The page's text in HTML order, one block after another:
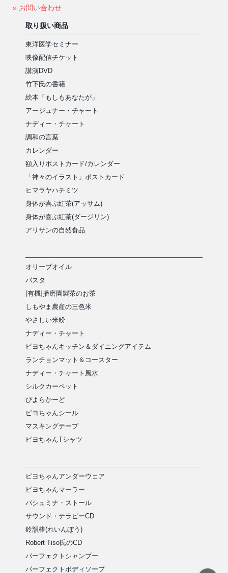
» お問い合わせ
取り扱い商品
東洋医学セミナー
映像配信チケット
講演DVD
竹下氏の書籍
絵本「もしもあなたが」
アージュナー・チャート
ナディー・チャート
調和の言葉
カレンダー
額入りポストカード/カレンダー
「神々のイラスト」ポストカード
ヒマラヤハチミツ
身体が喜ぶ紅茶(アッサム)
身体が喜ぶ紅茶(ダージリン)
アリサンの自然食品
オリーブオイル
パスタ
[有機]播磨園製茶のお茶
しもやま農産の三色米
やさしい米粉
ナディー・チャート
ピヨちゃんキッチン＆ダイニングアイテム
ランチョンマット＆コースター
ナディー・チャート風水
シルクカーペット
ぴよらかーど
ピヨちゃんシール
マスキングテープ
ピヨちゃんTシャツ
ピヨちゃんアンダーウェア
ピヨちゃんマーラー
パシュミナ・ストール
サウンド・テラピーCD
鈴韻棒(れいんぼう)
Robert Tiso氏のCD
パーフェクトシャンプー
パーフェクトボディソープ